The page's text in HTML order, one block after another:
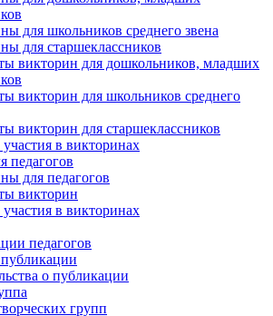
для школьников среднего звена
для старшеклассников
викторин для дошкольников, младших
викторин для школьников среднего
викторин для старшеклассников
в викторинах
педагогов
для педагогов
викторин
в викторинах
педагогов
о публикации
групп